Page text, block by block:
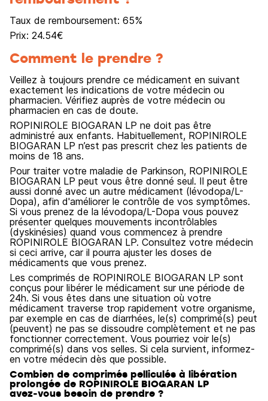
Taux de remboursement: 65%
Prix: 24.54€
Comment le prendre ?
Veillez à toujours prendre ce médicament en suivant
exactement les indications de votre médecin ou
pharmacien. Vérifiez auprès de votre médecin ou
pharmacien en cas de doute.
ROPINIROLE BIOGARAN LP ne doit pas être
administré aux enfants. Habituellement, ROPINIROLE
BIOGARAN LP n’est pas prescrit chez les patients de
moins de 18 ans.
Pour traiter votre maladie de Parkinson, ROPINIROLE
BIOGARAN LP peut vous être donné seul. Il peut être
aussi donné avec un autre médicament (lévodopa/L-
Dopa), afin d'améliorer le contrôle de vos symptômes.
Si vous prenez de la lévodopa/L-Dopa vous pouvez
présenter quelques mouvements incontrôlables
(dyskinésies) quand vous commencez à prendre
ROPINIROLE BIOGARAN LP. Consultez votre médecin
si ceci arrive, car il pourra ajuster les doses de
médicaments que vous prenez.
Les comprimés de ROPINIROLE BIOGARAN LP sont
conçus pour libérer le médicament sur une période de
24h. Si vous êtes dans une situation où votre
médicament traverse trop rapidement votre organisme,
par exemple en cas de diarrhées, le(s) comprimé(s) peut
(peuvent) ne pas se dissoudre complètement et ne pas
fonctionner correctement. Vous pourriez voir le(s)
comprimé(s) dans vos selles. Si cela survient, informez-
en votre médecin dès que possible.
Combien de comprimés pelliculés à libération
prolongée de ROPINIROLE BIOGARAN LP
avez‑vous besoin de prendre ?